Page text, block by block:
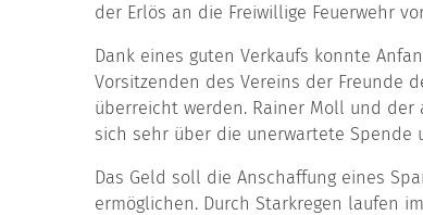
der Erlös an die Freiwillige Feuerwehr
Dank eines guten Verkaufs konnte
Vorsitzenden des Vereins der Freunde
überreicht werden. Rainer Moll und
sich sehr über die unerwartete Spende
Das Geld soll die Anschaffung eines
ermöglichen. Durch Starkregen laufen